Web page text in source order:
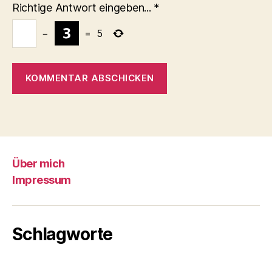
Richtige Antwort eingeben... *
− = 5
Über mich
Impressum
Schlagworte